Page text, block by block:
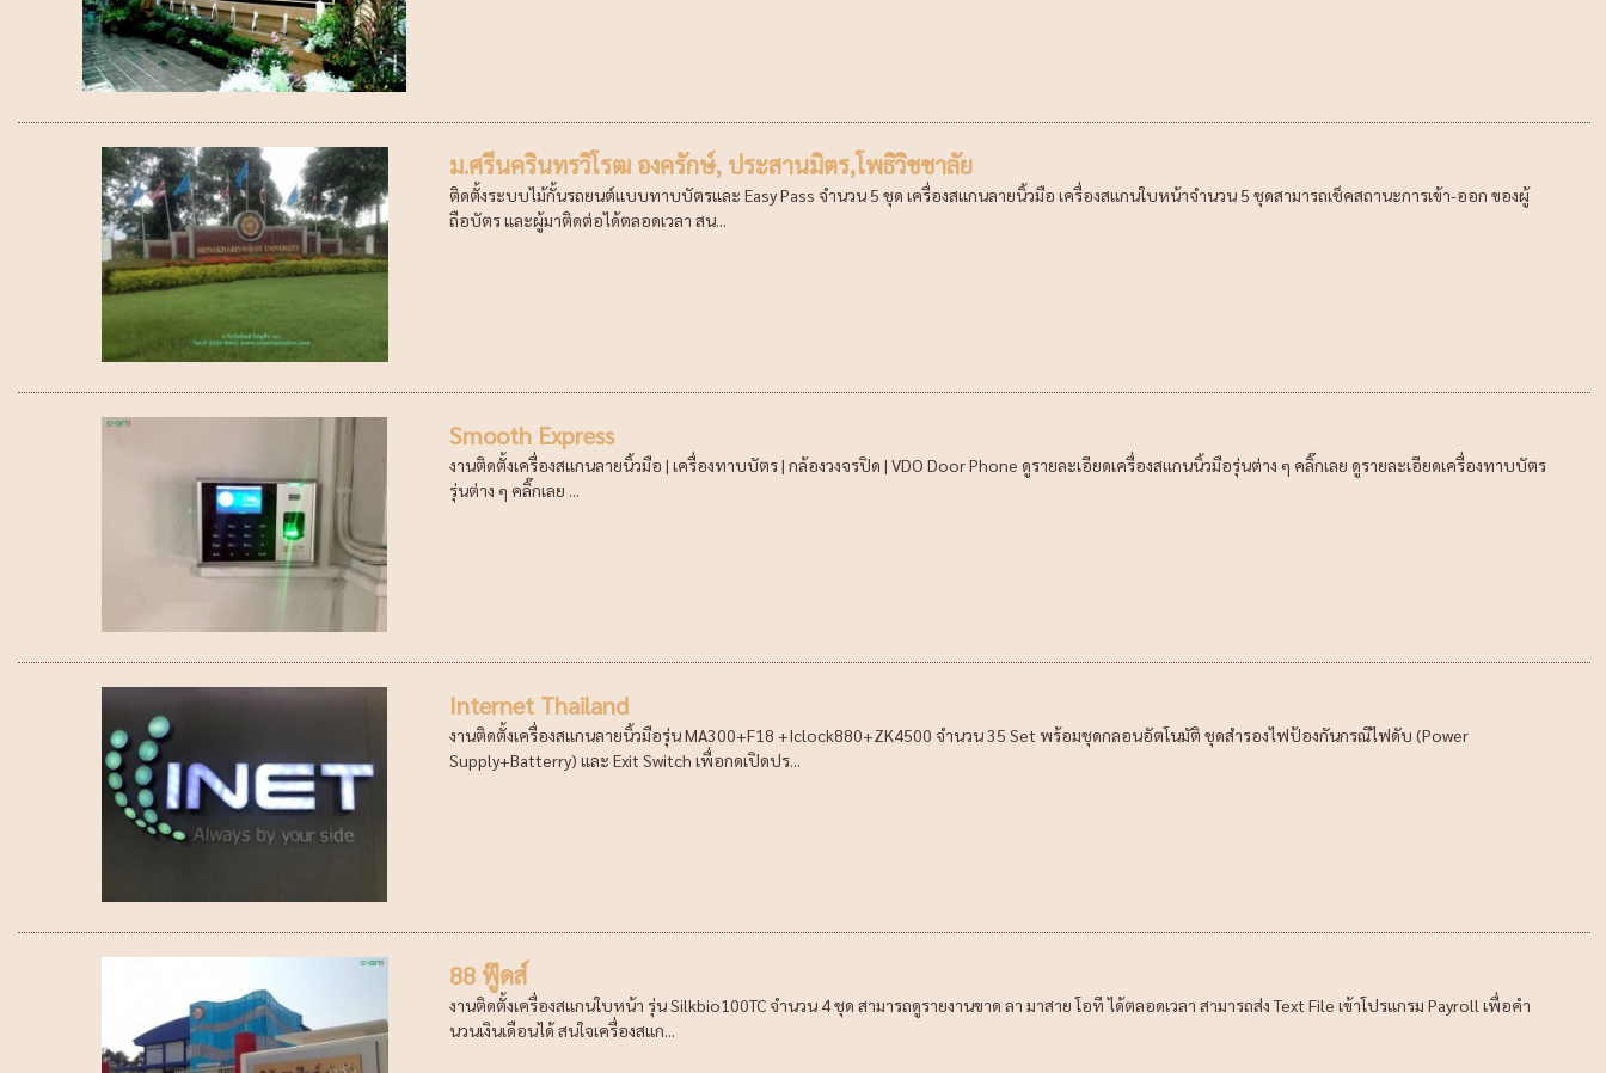
ม.ศรีนครินทรวิโรฒ องครักษ์, ประสานมิตร,โพธิวิชชาลัย
ติดตั้งระบบไม้กั้นรถยนต์แบบทาบบัตรและ Easy Pass จำนวน 5 ชุด เครื่องสแกนลายนิ้วมือ เครื่องสแกนใบหน้าจำนวน 5 ชุดสามารถเช็คสถานะการเข้า-ออก ของผู้
ถือบัตร และผู้มาติดต่อได้ตลอดเวลา สน...
Smooth Express
งานติดตั้งเครื่องสแกนลายนิ้วมือ | เครื่องทาบบัตร | กล้องวงจรปิด | VDO Door Phone ดูรายละเอียดเครื่องสแกนนิ้วมือรุ่นต่าง ๆ คลิ๊กเลย ดูรายละเอียดเครื่องทาบบัตร
รุ่นต่าง ๆ คลิ๊กเลย ...
Internet Thailand
งานติดตั้งเครื่องสแกนลายนิ้วมือรุ่น MA300+F18 +Iclock880+ZK4500 จำนวน 35 Set พร้อมชุดกลอนอัตโนมัติ ชุดสำรองไฟป้องกันกรณีไฟดับ (Power
Supply+Batterry) และ Exit Switch เพื่อกดเปิดปร...
88 ฟู๊ดส์
งานติดตั้งเครื่องสแกนใบหน้า รุ่น Silkbio100TC จำนวน 4 ชุด สามารถดูรายงานขาด ลา มาสาย โอที ได้ตลอดเวลา สามารถส่ง Text File เข้าโปรแกรม Payroll เพื่อคำ
นวนเงินเดือนได้ สนใจเครื่องสแก...